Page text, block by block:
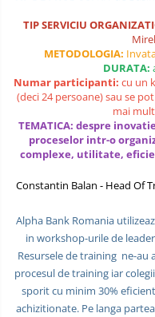
COMANDA,
STRATEGIE, REACTIE
CONTROL MILITAR SI CIVIL
LOGISTICA MILITARA SI
Luarea Deciziilor (rapid,
fara bias, fara efect
Managementul
Adaptarii
Negociere (Achizitie /
OPERATIUNI AERIENE
CIVILE
OPERATIUNI MARITIME
CIVILE
TIP SERVICIU
METODOLOGIA:
DURATA:
Numar participanti: cu un
(deci 24 persoane) sau se
mai
TEMATICA: despre
proceselor intr-o
complexe, utilitate,
Constantin Balan - Head Of
Alpha Bank Romania
in workshop-urile de
Resursele de training ne-au
procesul de training iar
sporit cu minim 30%
achizitionate. Pe langa